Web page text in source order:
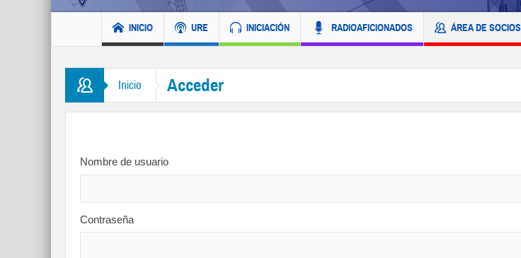
INICIO URE INICIACIÓN RADIOAFICIONADOS ÁREA DE SOCIOS
Inicio Acceder
Nombre de usuario
Contraseña